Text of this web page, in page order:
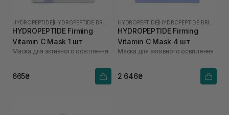
HYDROPEPTIDE
HYDROPEPTIDE Firming
Vitamin C Mask 1 шт
Маска для активного освітлення
665₴
HYDROPEPTIDE
HYDROPEPTIDE Firming
Vitamin C Mask 4 шт
Маска для активного освітлення
2 646₴